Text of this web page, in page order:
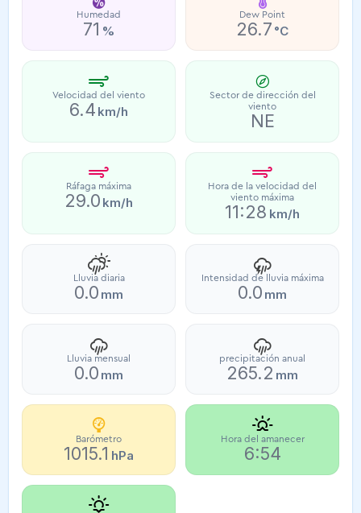
Humedad
71 %
Dew Point
26.7 °C
Velocidad del viento
6.4 km/h
Sector de dirección del
viento
NE
Ráfaga máxima
29.0 km/h
Hora de la velocidad del
viento máxima
11:28 km/h
Lluvia diaria
0.0 mm
Intensidad de lluvia máxima
0.0 mm
Lluvia mensual
0.0 mm
precipitación anual
265.2 mm
Barómetro
1015.1 hPa
Hora del amanecer
6:54